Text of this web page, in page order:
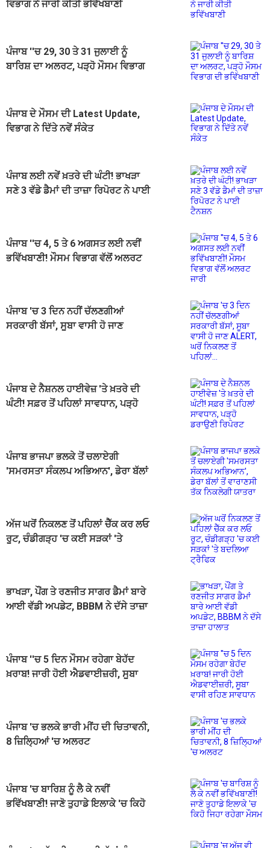
ਵਿਭਾਗ ਨੇ ਜਾਰੀ ਕੀਤੀ ਭਵਿੱਖਬਾਣੀ
ਪੰਜਾਬ ''ਚ 29, 30 ਤੇ 31 ਜੁਲਾਈ ਨੂੰ
ਬਾਰਿਸ਼ ਦਾ ਅਲਰਟ, ਪੜ੍ਹੋ ਮੌਸਮ ਵਿਭਾਗ
ਪੰਜਾਬ ਦੇ ਮੌਸਮ ਦੀ Latest Update,
ਵਿਭਾਗ ਨੇ ਦਿੱਤੇ ਨਵੇਂ ਸੰਕੇਤ
ਪੰਜਾਬ ਲਈ ਨਵੇਂ ਖ਼ਤਰੇ ਦੀ ਘੰਟੀ! ਭਾਖੜਾ
ਸਣੇ 3 ਵੱਡੇ ਡੈਮਾਂ ਦੀ ਤਾਜ਼ਾ ਰਿਪੋਰਟ ਨੇ ਪਾਈ
ਪੰਜਾਬ ''ਚ 4, 5 ਤੇ 6 ਅਗਸਤ ਲਈ ਨਵੀਂ
ਭਵਿੱਖਬਾਣੀ! ਮੌਸਮ ਵਿਭਾਗ ਵੱਲੋਂ ਅਲਰਟ
ਪੰਜਾਬ 'ਚ 3 ਦਿਨ ਨਹੀਂ ਚੱਲਣਗੀਆਂ
ਸਰਕਾਰੀ ਬੱਸਾਂ, ਸੂਬਾ ਵਾਸੀ ਹੋ ਜਾਣ
ਪੰਜਾਬ ਦੇ ਨੈਸ਼ਨਲ ਹਾਈਵੇਜ਼ 'ਤੇ ਖ਼ਤਰੇ ਦੀ
ਘੰਟੀ! ਸਫ਼ਰ ਤੋਂ ਪਹਿਲਾਂ ਸਾਵਧਾਨ, ਪੜ੍ਹੋ
ਪੰਜਾਬ ਭਾਜਪਾ ਭਲਕੇ ਤੋਂ ਚਲਾਏਗੀ
'ਸਮਰਸਤਾ ਸੰਕਲਪ ਅਭਿਆਨ', ਡੇਰਾ ਬੱਲਾਂ
ਅੱਜ ਘਰੋਂ ਨਿਕਲਣ ਤੋਂ ਪਹਿਲਾਂ ਚੈੱਕ ਕਰ ਲਓ
ਰੂਟ, ਚੰਡੀਗੜ੍ਹ 'ਚ ਕਈ ਸੜਕਾਂ 'ਤੇ
ਭਾਖੜਾ, ਪੌਂਗ ਤੇ ਰਣਜੀਤ ਸਾਗਰ ਡੈਮਾਂ ਬਾਰੇ
ਆਈ ਵੱਡੀ ਅਪਡੇਟ, BBBM ਨੇ ਦੱਸੇ ਤਾਜ਼ਾ
ਪੰਜਾਬ ''ਚ 5 ਦਿਨ ਮੌਸਮ ਰਹੇਗਾ ਬੇਹੱਦ
ਖ਼ਰਾਬ! ਜਾਰੀ ਹੋਈ ਐਡਵਾਈਜ਼ਰੀ, ਸੂਬਾ
ਪੰਜਾਬ 'ਚ ਭਲਕੇ ਭਾਰੀ ਮੀਂਹ ਦੀ ਚਿਤਾਵਨੀ,
8 ਜ਼ਿਲ੍ਹਿਆਂ 'ਚ ਅਲਰਟ
ਪੰਜਾਬ 'ਚ ਬਾਰਿਸ਼ ਨੂੰ ਲੈ ਕੇ ਨਵੀਂ
ਭਵਿੱਖਬਾਣੀ! ਜਾਣੋ ਤੁਹਾਡੇ ਇਲਾਕੇ 'ਚ ਕਿਹੋ